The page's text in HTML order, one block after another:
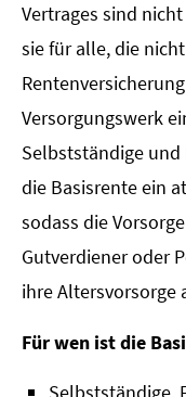
Vertrages sind
sie für alle, die
Versorgungswerk
Selbstständige
die Basisrente ein
sodass die
Gutverdiener oder
ihre
Für wen ist die